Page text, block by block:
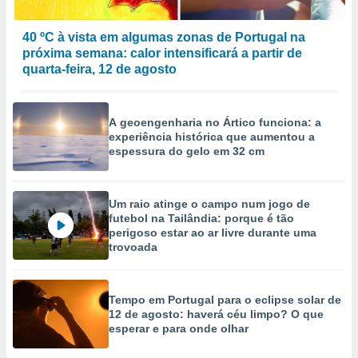
40 ºC à vista em algumas zonas de Portugal na
próxima semana: calor intensificará a partir de
quarta-feira, 12 de agosto
A geoengenharia no Ártico funciona: a
experiência histórica que aumentou a
espessura do gelo em 32 cm
Um raio atinge o campo num jogo de
futebol na Tailândia: porque é tão
perigoso estar ao ar livre durante uma
trovoada
Tempo em Portugal para o eclipse solar de
12 de agosto: haverá céu limpo? O que
esperar e para onde olhar